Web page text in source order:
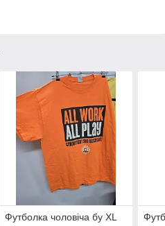
Футболка чоловіча бу XL